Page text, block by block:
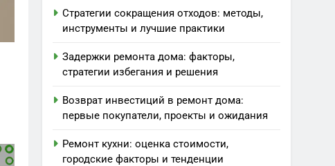
Стратегии сокращения отходов: методы,
инструменты и лучшие практики
Задержки ремонта дома: факторы,
стратегии избегания и решения
Возврат инвестиций в ремонт дома:
первые покупатели, проекты и ожидания
Ремонт кухни: оценка стоимости,
городские факторы и тенденции